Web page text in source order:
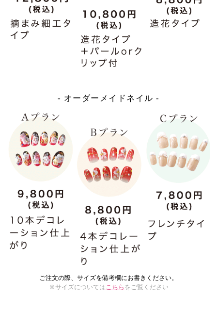
- オーダーメイドネイル -
ご注文の際、サイズを備考欄にお書きください。
※サイズについてはこちら をご覧ください